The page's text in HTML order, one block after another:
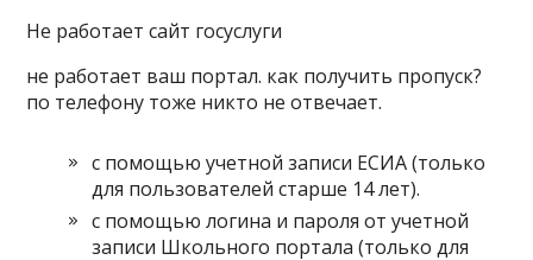
Не работает сайт госуслуги
не работает ваш портал. как получить пропуск?
по телефону тоже никто не отвечает.
с помощью учетной записи ЕСИА (только
для пользователей старше 14 лет).
с помощью логина и пароля от учетной
записи Школьного портала (только для